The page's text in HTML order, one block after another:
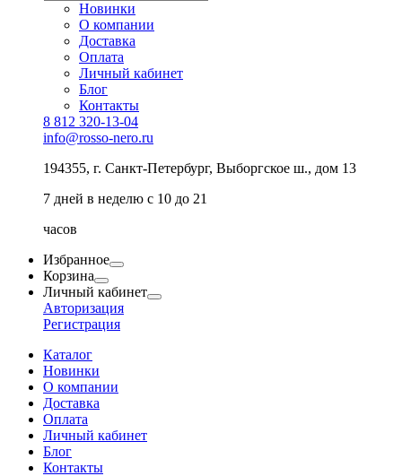
Новинки
О компании
Доставка
Оплата
Личный кабинет
Блог
Контакты
8 812 320-13-04
info@rosso-nero.ru
194355, г. Санкт-Петербург, Выборгское ш., дом 13
7 дней в неделю с 10 до 21
часов
Избранное
Корзина
Личный кабинет
Авторизация
Регистрация
Каталог
Новинки
О компании
Доставка
Оплата
Личный кабинет
Блог
Контакты